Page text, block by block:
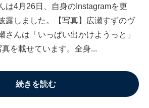
は4月26日、自身のInstagramを更
露しました。【写真】広瀬すずのヴ
さんは「いっぱい出かけようっと」
を載せています。全身...
続きを読む